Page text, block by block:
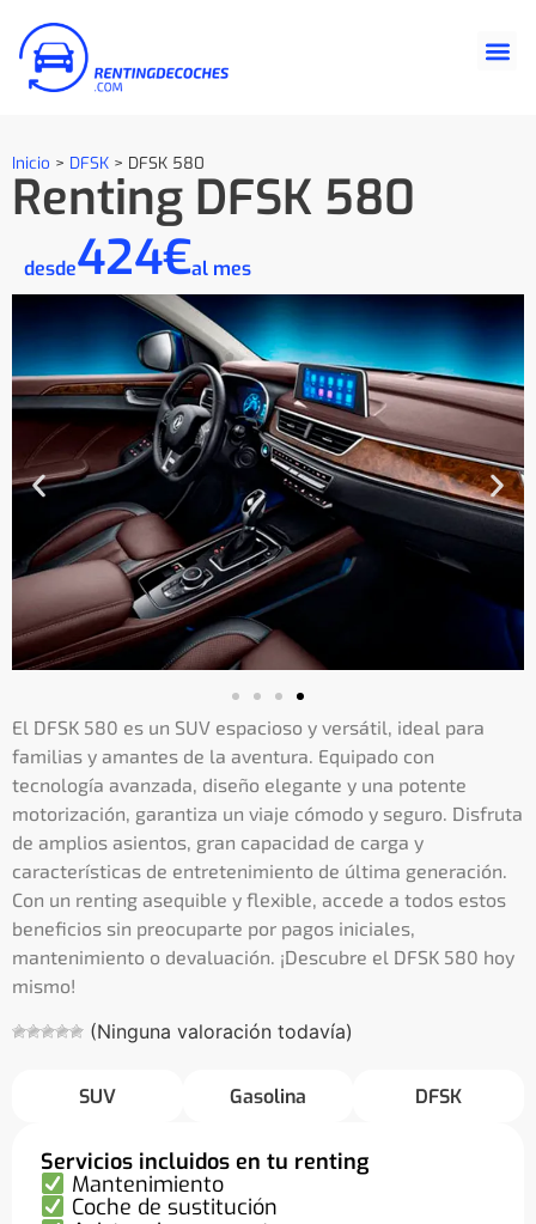
Inicio > DFSK > DFSK 580
Renting DFSK 580
desde424€al mes
El DFSK 580 es un SUV espacioso y versátil, ideal para
familias y amantes de la aventura. Equipado con
tecnología avanzada, diseño elegante y una potente
motorización, garantiza un viaje cómodo y seguro. Disfruta
de amplios asientos, gran capacidad de carga y
características de entretenimiento de última generación.
Con un renting asequible y flexible, accede a todos estos
beneficios sin preocuparte por pagos iniciales,
mantenimiento o devaluación. ¡Descubre el DFSK 580 hoy
mismo!
(Ninguna valoración todavía)
SUV Gasolina DFSK
Servicios incluidos en tu renting
Mantenimiento
Coche de sustitución